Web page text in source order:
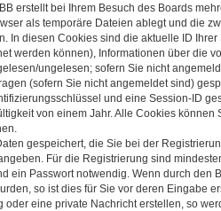
erstellt bei Ihrem Besuch des Boards
als temporäre Dateien ablegt und die
In diesen Cookies sind die aktuelle ID
werden können), Informationen über die
ungelesen; sofern Sie nicht
(sofern Sie nicht angemeldet sind)
und eine Session-ID
von einem Jahr. Alle Cookies können
gespeichert, die Sie bei der
Für die Registrierung sind
ein Passwort notwendig. Wenn durch den
so ist dies für Sie vor deren Eingabe
oder eine private Nachricht erstellen, so